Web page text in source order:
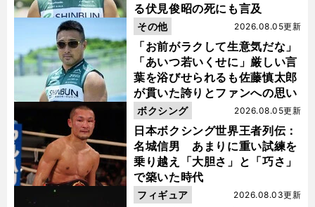
る伏見俊昭の死にも言及
「お前がラクして生意気だな」
「あいつ若いくせに」厳しい言
葉を浴びせられるも佐藤慎太郎
が貫いた誇りとファンへの思い
2026.08.05更新
その他
日本ボクシング世界王者列伝：
名城信男 あまりに重い試練を
乗り越え「大胆さ」と「巧さ」
で築いた時代
2026.08.05更新
ボクシング
2026.08.03更新
フィギュア